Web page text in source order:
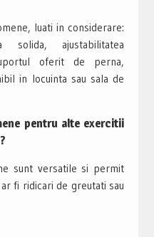
luati in considerare:
solida, ajustabilitatea
oferit de perna,
in locuinta sau sala de
pentru alte exercitii
sunt versatile si permit
fi ridicari de greutati sau